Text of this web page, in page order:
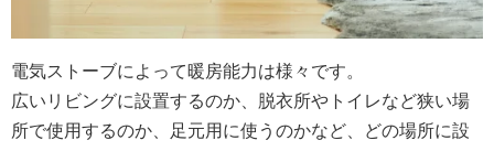
電気ストーブによって暖房能力は様々です。
広いリビングに設置するのか、脱衣所やトイレなど狭い場
所で使用するのか、足元用に使うのかなど、どの場所に設